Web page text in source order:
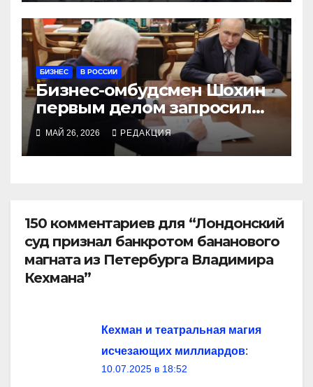
БИЗНЕС В РОССИИ
Бизнес-омбудсмен Шохин
первым делом запросил
ПВО
МАЙ 26, 2026 РЕДАКЦИЯ
150 комментариев для “Лондонский
суд признал банкротом бананового
магната из Петербурга Владимира
Кехмана”
Кехман и театральная магия
исчезающих миллиардов:
10.07.2025 в 18:52